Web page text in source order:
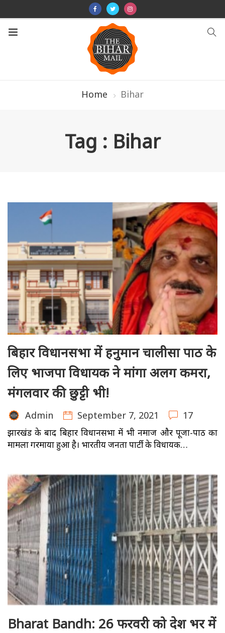
Home Bihar
Tag : Bihar
बिहार विधानसभा में हनुमान चालीसा पाठ के
लिए भाजपा विधायक ने मांगा अलग कमरा,
मंगलवार की छुट्टी भी!
Admin September 7, 2021 17
झारखंड के बाद बिहार विधानसभा में भी नमाज और पूजा-पाठ का
मामला गरमाया हुआ है। भारतीय जनता पार्टी के विधायक…
Bharat Bandh: 26 फरवरी को देश भर में